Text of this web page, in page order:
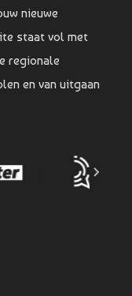
nieuwe
staat vol met
regionale
en van uitgaan